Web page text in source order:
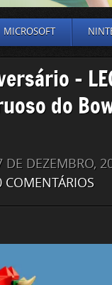
MICROSOFT
–
do
DE DEZEMBRO,
COMENTÁRIOS